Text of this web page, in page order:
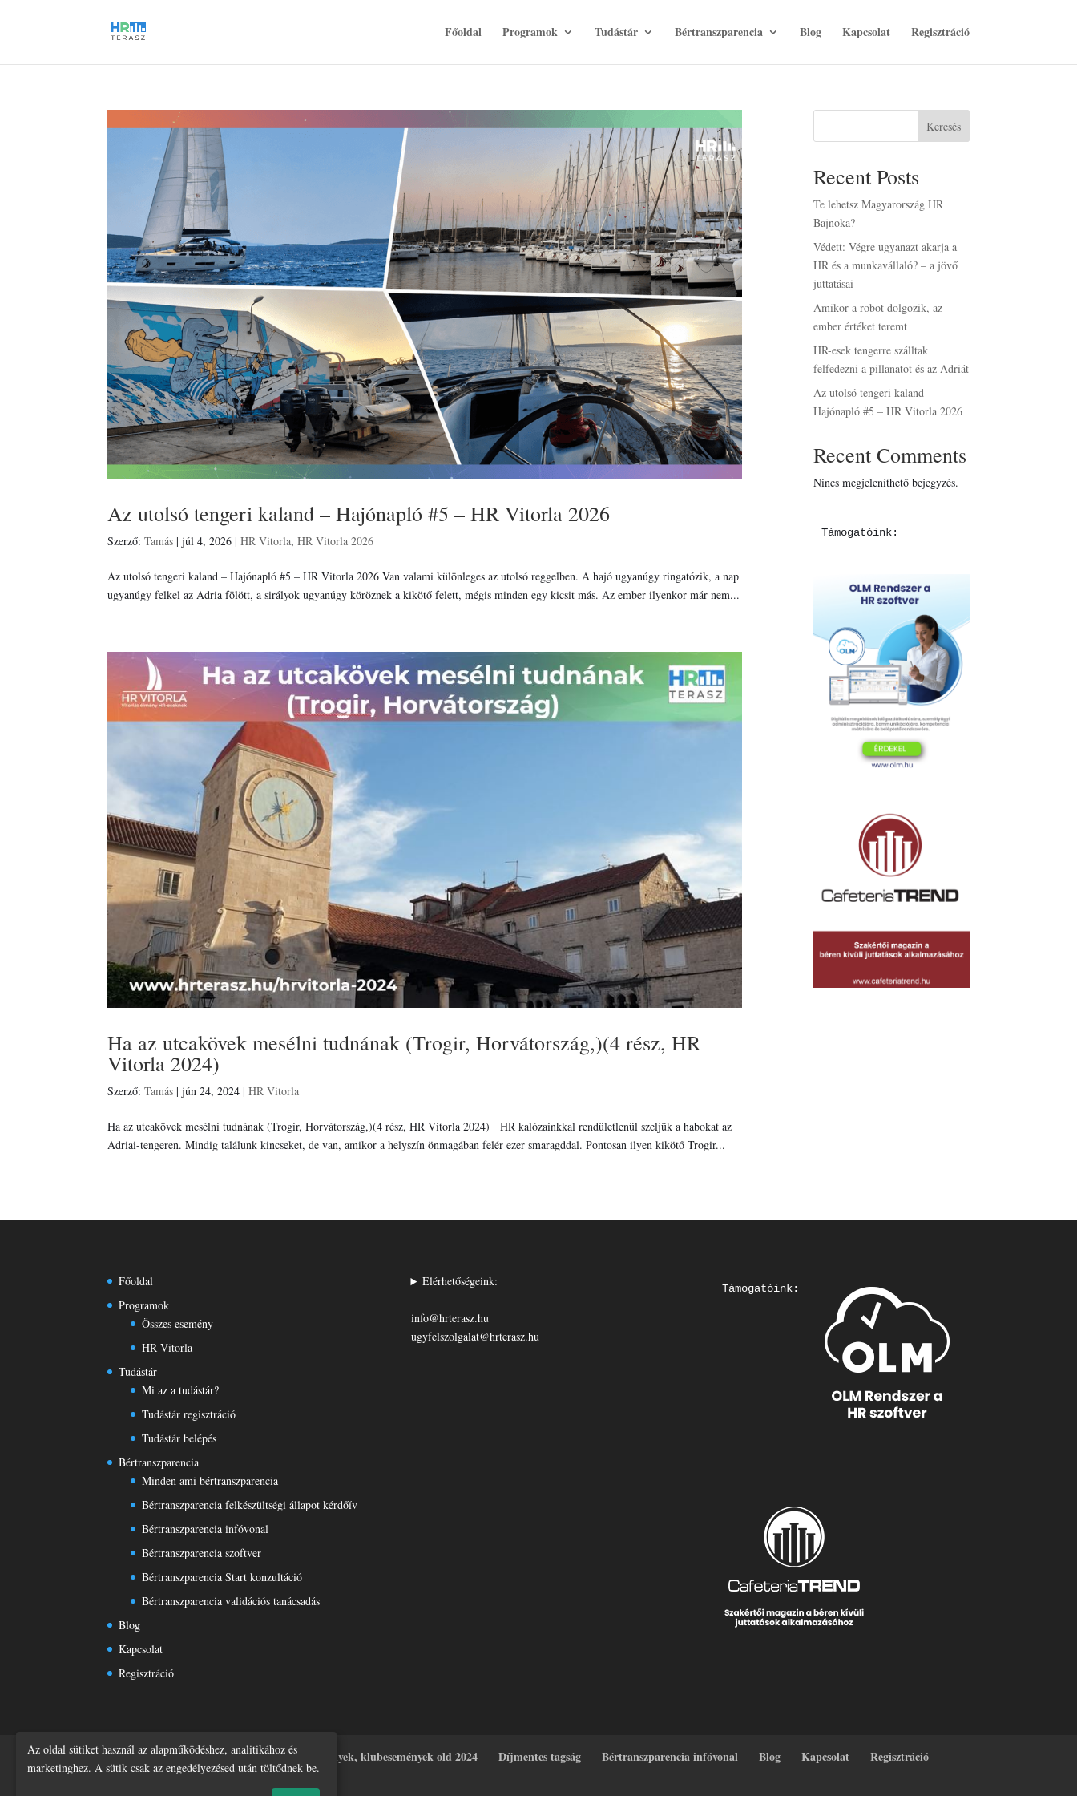
Főoldal Programok Tudástár Bértranszparencia Blog Kapcsolat Regisztráció
Az utolsó tengeri kaland – Hajónapló #5 – HR Vitorla 2026
Szerző:Tamás |júl 4, 2026 |HR Vitorla,HR Vitorla 2026
Az utolsó tengeri kaland – Hajónapló #5 – HR Vitorla 2026 Van valami különleges az utolsó reggelben. A hajó ugyanúgy ringatózik, a nap
ugyanúgy felkel az Adria fölött, a sirályok ugyanúgy köröznek a kikötő felett, mégis minden egy kicsit más. Az ember ilyenkor már nem...
Ha az utcakövek mesélni tudnának (Trogir, Horvátország,)(4 rész, HR
Vitorla 2024)
Szerző:Tamás |jún 24, 2024 |HR Vitorla
Ha az utcakövek mesélni tudnának (Trogir, Horvátország,)(4 rész, HR Vitorla 2024) HR kalózainkkal rendületlenül szeljük a habokat az
Adriai-tengeren. Mindig találunk kincseket, de van, amikor a helyszín önmagában felér ezer smaragddal. Pontosan ilyen kikötő Trogir...
Keresés
Recent Posts
Te lehetsz Magyarország HR
Bajnoka?
Védett: Végre ugyanazt akarja a
HR és a munkavállaló? – a jövő
juttatásai
Amikor a robot dolgozik, az
ember értéket teremt
HR-esek tengerre szálltak
felfedezni a pillanatot és az Adriát
Az utolsó tengeri kaland –
Hajónapló #5 – HR Vitorla 2026
Recent Comments
Nincs megjeleníthető bejegyzés.
Támogatóink:
Főoldal
Programok
Összes esemény
HR Vitorla
Tudástár
Mi az a tudástár?
Tudástár regisztráció
Tudástár belépés
Bértranszparencia
Minden ami bértranszparencia
Bértranszparencia felkészültségi állapot kérdőív
Bértranszparencia infóvonal
Bértranszparencia szoftver
Bértranszparencia Start konzultáció
Bértranszparencia validációs tanácsadás
Blog
Kapcsolat
Regisztráció
Elérhetőségeink:
info@hrterasz.hu
ugyfelszolgalat@hrterasz.hu
Támogatóink:
Főoldal Tudástár Rólunk Rendezvények, klubesemények old 2024 Díjmentes tagság Bértranszparencia infóvonal Blog Kapcsolat
Regisztráció
Adatvédelmi tájékoztató
Az oldal sütiket használ az alapműködéshez, analitikához és
marketinghez. A sütik csak az engedélyezésed után töltődnek be.